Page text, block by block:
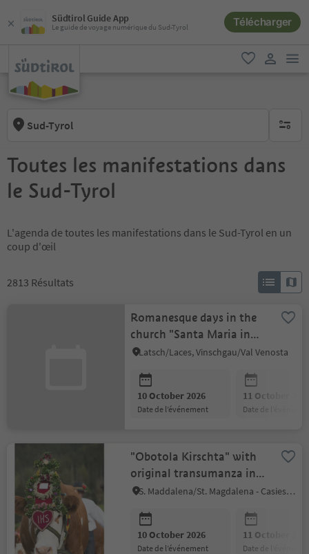
Südtirol Guide App
Le guide de voyage numérique du Sud-Tyrol Télécharger
favori
Sud-Tyrol aucun
Toutes les manifestations dans
le Sud-Tyrol
L'agenda de toutes les manifestations dans le Sud-Tyrol en un
coup d'œil
2813 Résultats
Romanesque days in the
church "Santa Maria in
Colle" in Laces
Latsch/Laces, Vinschgau/Val Venosta
10 October 2026
date de l’événement
11 October
date de
"Obotola Kirschta" with
original transumanza in
Gsiesertal Valley
S. Maddalena/St. Magdalena - Casies/Gsies, Gsies/Valle di Casies
10 October 2026
date de l’événement
11 October
date de